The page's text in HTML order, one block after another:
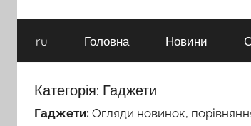
ru Головна Новини
Категорія: Гаджети
Гаджети: Огляди новинок,